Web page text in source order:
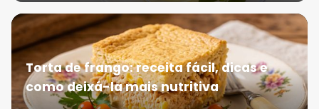
Torta de frango: receita fácil, dicas e
como deixá-la mais nutritiva